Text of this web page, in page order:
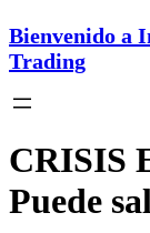
Bienvenido a
Trading
CRISIS
Puede